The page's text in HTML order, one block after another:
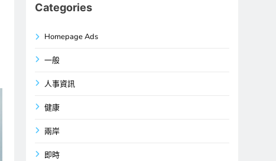
Categories
Homepage Ads
一般
人事資訊
健康
兩岸
即時